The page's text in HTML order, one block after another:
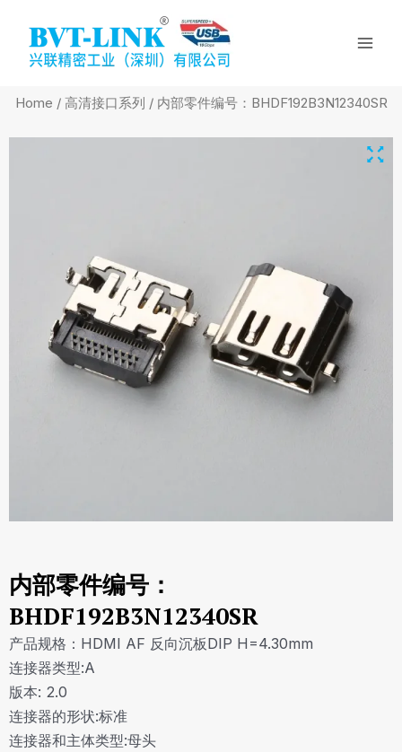
content
Home / 高清接口系列 / 内部零件编号：BHDF192B3N12340SR
内部零件编号：
BHDF192B3N12340SR
产品规格：HDMI AF 反向沉板DIP H=4.30mm
连接器类型:A
版本: 2.0
连接器的形状:标准
连接器和主体类型:母头